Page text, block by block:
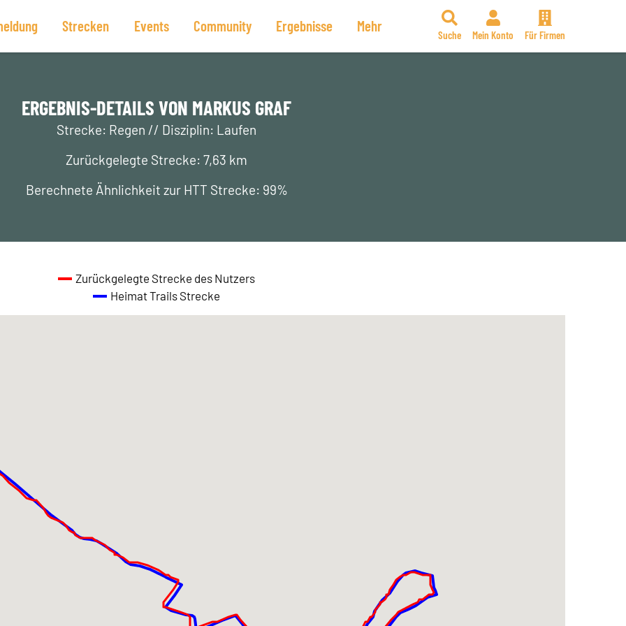
Strecken Events Community Ergebnisse Mehr
Suche Mein Konto Für Firmen
ERGEBNIS-DETAILS VON MARKUS GRAF
Strecke: Regen // Disziplin: Laufen
Zurückgelegte Strecke: 7,63 km
Berechnete Ähnlichkeit zur HTT Strecke: 99%
Zurückgelegte Strecke des Nutzers
Heimat Trails Strecke